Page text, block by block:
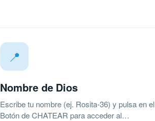
📍
Nombre de Dios
Escribe tu nombre (ej. Rosita-36) y pulsa en el
Botón de CHATEAR para acceder al…